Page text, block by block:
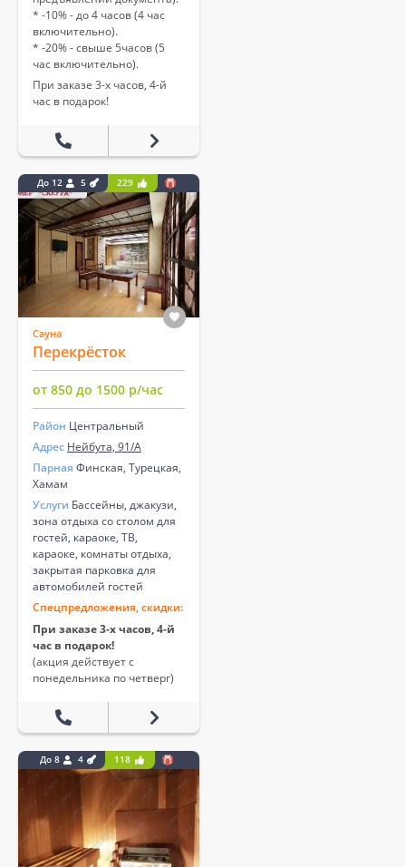
* -10% - до 4 часов (4 час
включительно).
* -20% - свыше 5часов (5
час включительно).
При заказе 3-х часов, 4-й
час в подарок!
До 12 5 229
Сауна
Перекрёсток
от 850 до 1500 р/час
Район Центральный
Адрес Нейбута, 91/А
Парная Финская, Турецкая,
Хамам
Услуги Бассейны, джакузи,
зона отдыха со столом для
гостей, караоке, ТВ,
караоке, комнаты отдыха,
закрытая парковка для
автомобилей гостей
Спецпредложения, скидки:
При заказе 3-х часов, 4-й
час в подарок!
(акция действует с
понедельника по четверг)
До 8 4 118